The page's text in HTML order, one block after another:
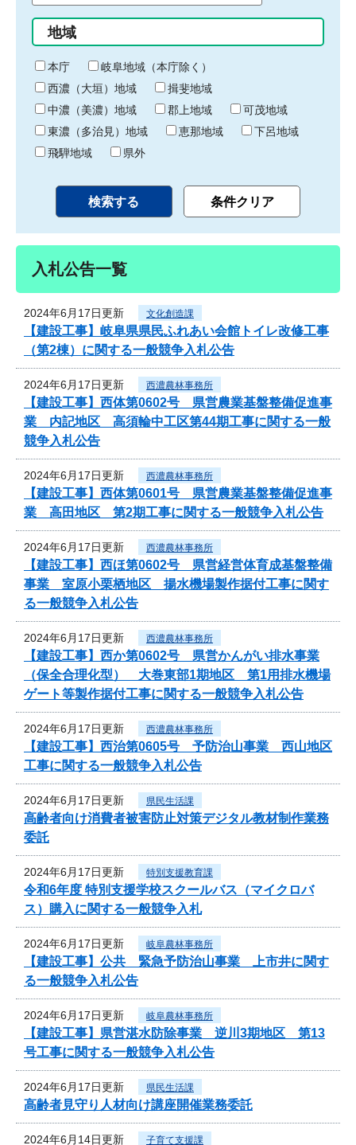
始
り
間
終
わ
り
地域
本庁
岐阜地域（本庁除く）
西濃（大垣）地域
揖斐地域
中濃（美濃）地域
郡上地域
可茂地域
東濃（多治見）地域
恵那地域
下呂地域
飛騨地域
県外
入札公告一覧
2024年6月17日更新 文化創造課
【建設工事】岐阜県県民ふれあい会館トイレ改修工事
（第2棟）に関する一般競争入札公告
2024年6月17日更新 西濃農林事務所
【建設工事】西体第0602号 県営農業基盤整備促進事
業 内記地区 高須輪中工区第44期工事に関する一般
競争入札公告
2024年6月17日更新 西濃農林事務所
【建設工事】西体第0601号 県営農業基盤整備促進事
業 高田地区 第2期工事に関する一般競争入札公告
2024年6月17日更新 西濃農林事務所
【建設工事】西ほ第0602号 県営経営体育成基盤整備
事業 室原小栗栖地区 揚水機場製作据付工事に関す
る一般競争入札公告
2024年6月17日更新 西濃農林事務所
【建設工事】西か第0602号 県営かんがい排水事業
（保全合理化型） 大巻東部1期地区 第1用排水機場
ゲート等製作据付工事に関する一般競争入札公告
2024年6月17日更新 西濃農林事務所
【建設工事】西治第0605号 予防治山事業 西山地区
工事に関する一般競争入札公告
2024年6月17日更新 県民生活課
高齢者向け消費者被害防止対策デジタル教材制作業務
委託
2024年6月17日更新 特別支援教育課
令和6年度 特別支援学校スクールバス（マイクロバ
ス）購入に関する一般競争入札
2024年6月17日更新 岐阜農林事務所
【建設工事】公共 緊急予防治山事業 上市井に関す
る一般競争入札公告
2024年6月17日更新 岐阜農林事務所
【建設工事】県営湛水防除事業 逆川3期地区 第13
号工事に関する一般競争入札公告
2024年6月17日更新 県民生活課
高齢者見守り人材向け講座開催業務委託
2024年6月14日更新 子育て支援課